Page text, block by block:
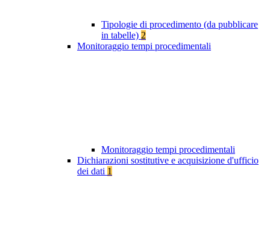
Tipologie di procedimento (da pubblicare
in tabelle) 2
Monitoraggio tempi procedimentali
Monitoraggio tempi procedimentali
Dichiarazioni sostitutive e acquisizione d'ufficio
dei dati 1